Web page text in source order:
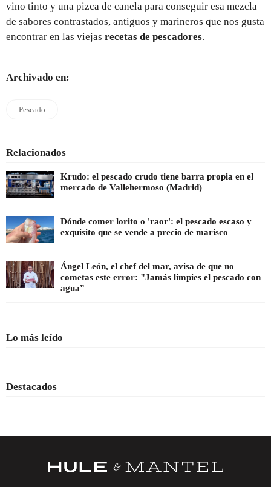
vino tinto y una pizca de canela para conseguir esa mezcla
de sabores contrastados, antiguos y marineros que nos gusta
encontrar en las viejas recetas de pescadores.
Archivado en:
Pescado
Relacionados
Krudo: el pescado crudo tiene barra propia en el
mercado de Vallehermoso (Madrid)
Dónde comer lorito o 'raor': el pescado escaso y
exquisito que se vende a precio de marisco
Ángel León, el chef del mar, avisa de que no
cometas este error: "Jamás limpies el pescado con
agua”
Lo más leído
Destacados